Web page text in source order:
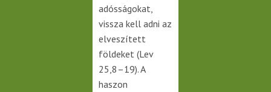
adósságokat,
vissza kell adni az
elveszített
földeket (Lev
25,8–19). A
haszon